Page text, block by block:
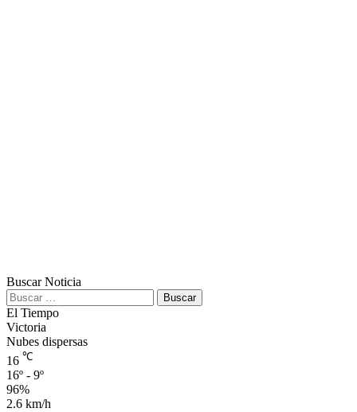
Buscar Noticia
Buscar:
El Tiempo
Victoria
Nubes dispersas
16 ℃
16º - 9º
96%
2.6 km/h